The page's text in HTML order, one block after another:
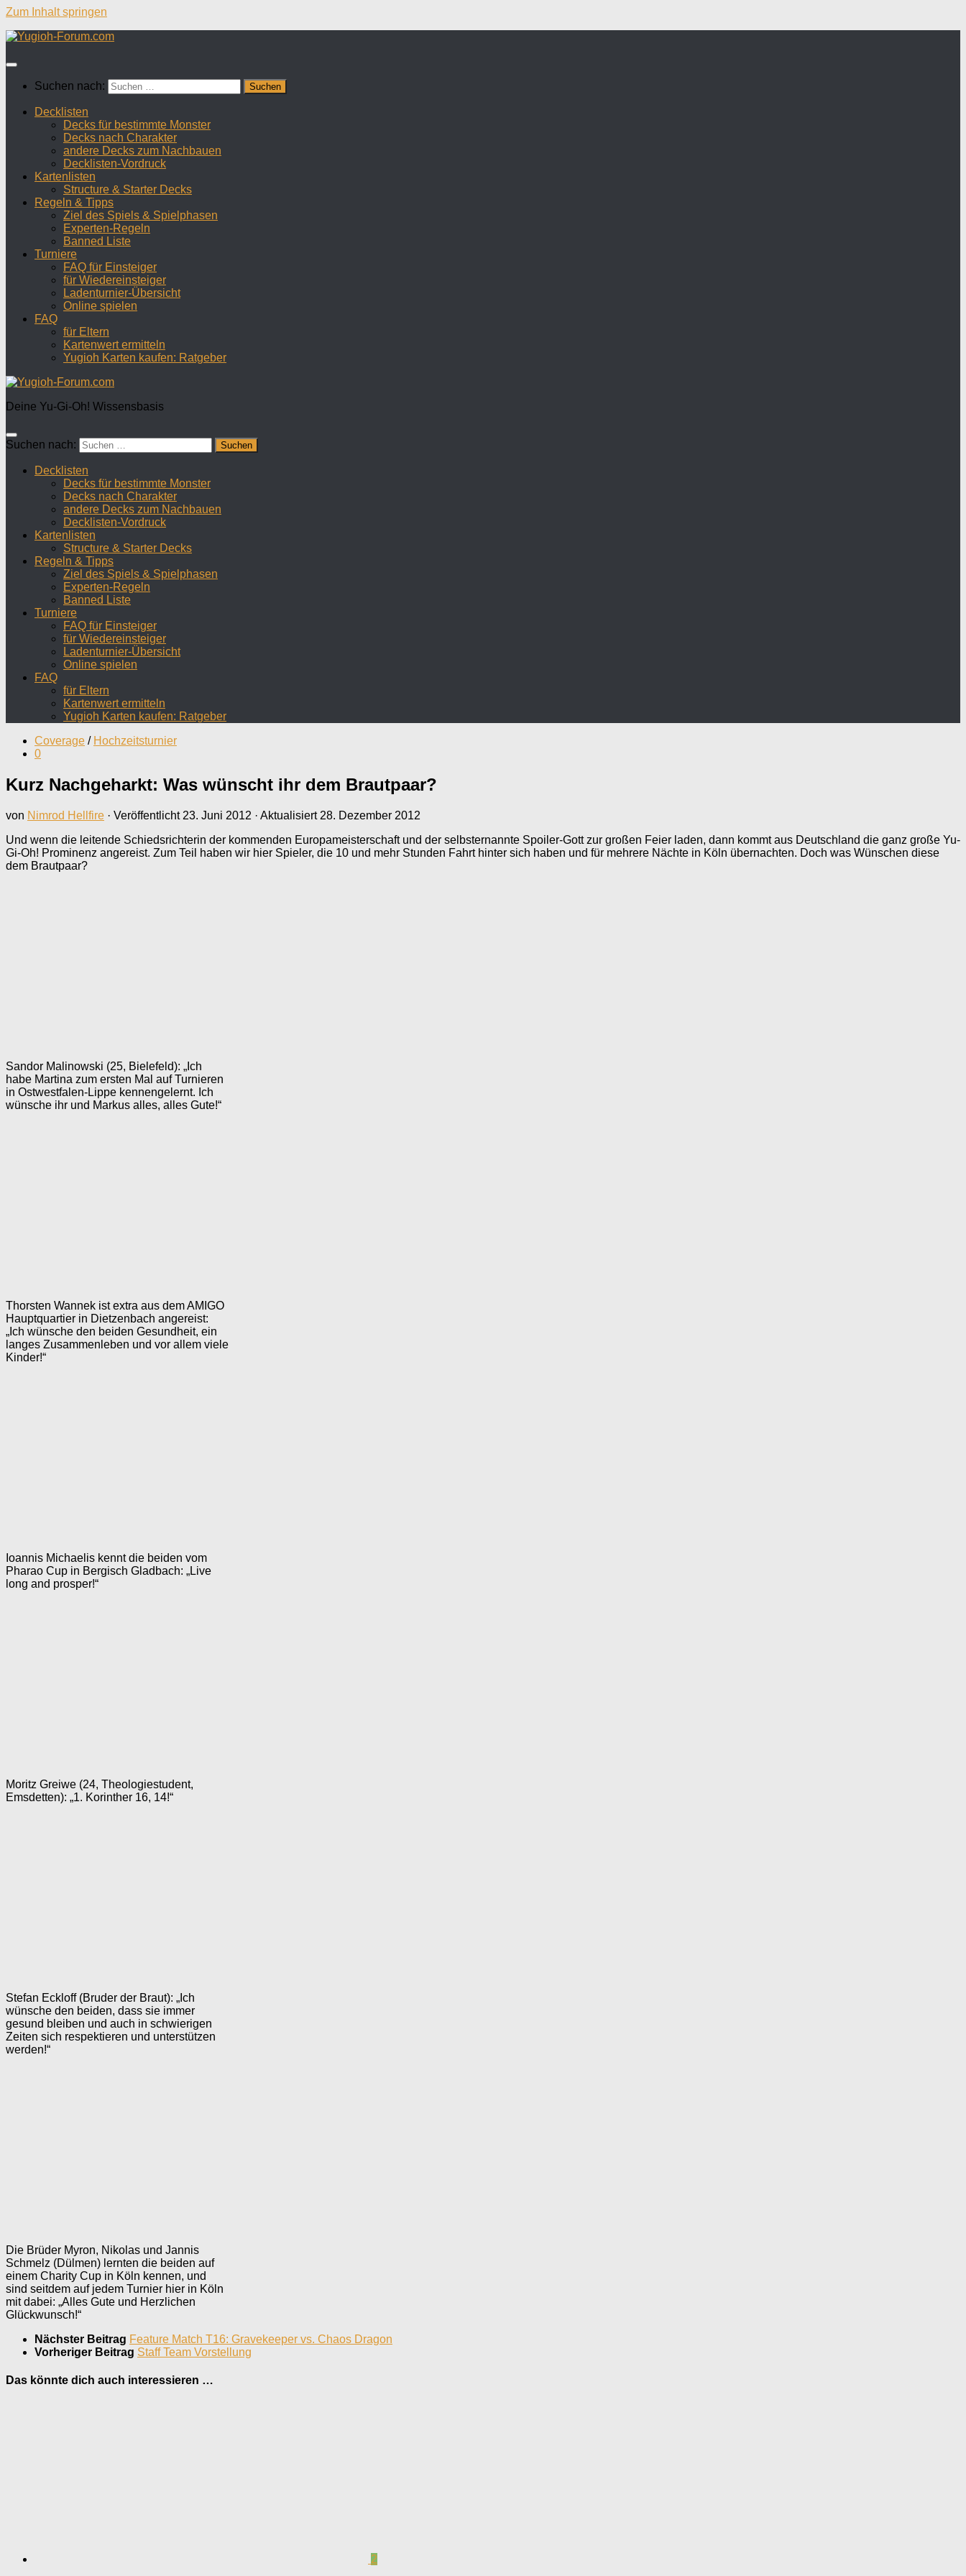
Zum Inhalt springen
Suchen nach:
Decklisten
Decks für bestimmte Monster
Decks nach Charakter
andere Decks zum Nachbauen
Decklisten-Vordruck
Kartenlisten
Structure & Starter Decks
Regeln & Tipps
Ziel des Spiels & Spielphasen
Experten-Regeln
Banned Liste
Turniere
FAQ für Einsteiger
für Wiedereinsteiger
Ladenturnier-Übersicht
Online spielen
FAQ
für Eltern
Kartenwert ermitteln
Yugioh Karten kaufen: Ratgeber
Deine Yu-Gi-Oh! Wissensbasis
Suchen nach:
Decklisten
Decks für bestimmte Monster
Decks nach Charakter
andere Decks zum Nachbauen
Decklisten-Vordruck
Kartenlisten
Structure & Starter Decks
Regeln & Tipps
Ziel des Spiels & Spielphasen
Experten-Regeln
Banned Liste
Turniere
FAQ für Einsteiger
für Wiedereinsteiger
Ladenturnier-Übersicht
Online spielen
FAQ
für Eltern
Kartenwert ermitteln
Yugioh Karten kaufen: Ratgeber
Coverage / Hochzeitsturnier
0
Kurz Nachgeharkt: Was wünscht ihr dem Brautpaar?
von Nimrod Hellfire · Veröffentlicht 23. Juni 2012 · Aktualisiert 28. Dezember 2012
Und wenn die leitende Schiedsrichterin der kommenden Europameisterschaft und der selbsternannte Spoiler-Gott zur großen Feier laden, dann kommt aus Deutschland die ganz große Yu-
Gi-Oh! Prominenz angereist. Zum Teil haben wir hier Spieler, die 10 und mehr Stunden Fahrt hinter sich haben und für mehrere Nächte in Köln übernachten. Doch was Wünschen diese
dem Brautpaar?
Sandor Malinowski (25, Bielefeld): „Ich
habe Martina zum ersten Mal auf Turnieren
in Ostwestfalen-Lippe kennengelernt. Ich
wünsche ihr und Markus alles, alles Gute!“
Thorsten Wannek ist extra aus dem AMIGO
Hauptquartier in Dietzenbach angereist:
„Ich wünsche den beiden Gesundheit, ein
langes Zusammenleben und vor allem viele
Kinder!“
Ioannis Michaelis kennt die beiden vom
Pharao Cup in Bergisch Gladbach: „Live
long and prosper!“
Moritz Greiwe (24, Theologiestudent,
Emsdetten): „1. Korinther 16, 14!“
Stefan Eckloff (Bruder der Braut): „Ich
wünsche den beiden, dass sie immer
gesund bleiben und auch in schwierigen
Zeiten sich respektieren und unterstützen
werden!“
Die Brüder Myron, Nikolas und Jannis
Schmelz (Dülmen) lernten die beiden auf
einem Charity Cup in Köln kennen, und
sind seitdem auf jedem Turnier hier in Köln
mit dabei: „Alles Gute und Herzlichen
Glückwunsch!“
Nächster Beitrag Feature Match T16: Gravekeeper vs. Chaos Dragon
Vorheriger Beitrag Staff Team Vorstellung
Das könnte dich auch interessieren …
2